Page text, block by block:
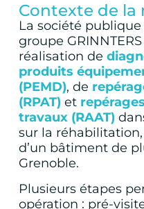
Contexte de la
La société publique
groupe
réalisation de
produits
(PEMD), de
(RPAT) et
travaux (RAAT)
sur la
d’un bâtiment de
Grenoble.
Plusieurs étapes
opération : pré-